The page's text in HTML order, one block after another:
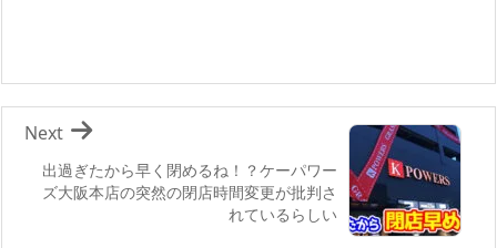
出過ぎたから早く閉めるね！？ケーパワー
ズ大阪本店の突然の閉店時間変更が批判さ
れているらしい
Next